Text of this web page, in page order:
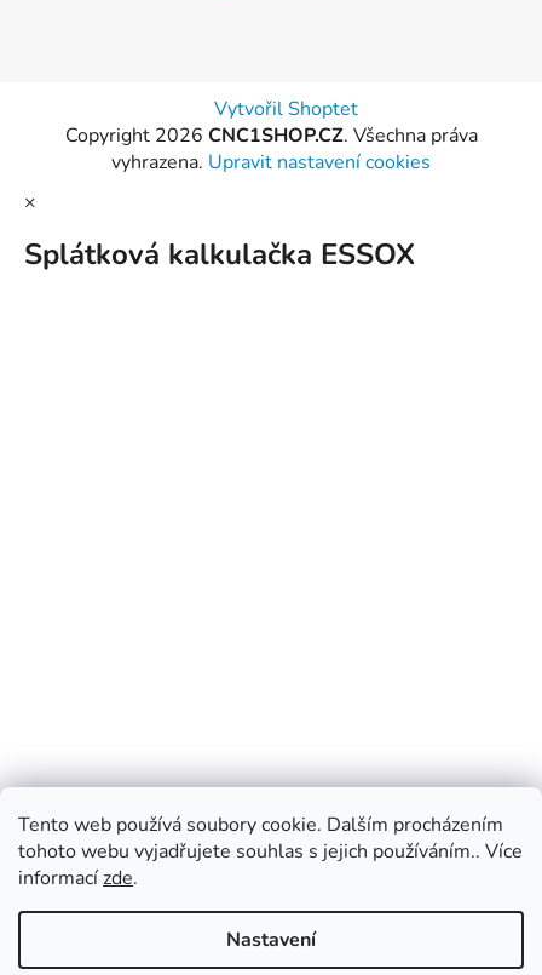
Tento web používá soubory cookie. Dalším procházením
tohoto webu vyjadřujete souhlas s jejich používáním.. Více
informacízde.
Nastavení
Vytvořil Shoptet
Copyright 2026 CNC1SHOP.CZ. Všechna práva
vyhrazena. Upravit nastavení cookies
×
Splátková kalkulačka ESSOX